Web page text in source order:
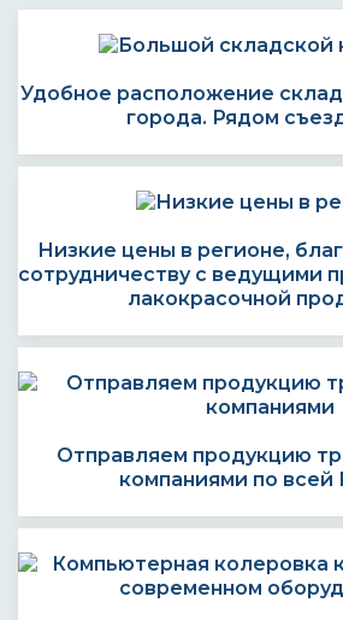
Удобное расположение
города. Рядом
Низкие цены в регионе,
сотрудничеству с ведущими
лакокрасочной
Отправляем продукцию
компаниями по всей